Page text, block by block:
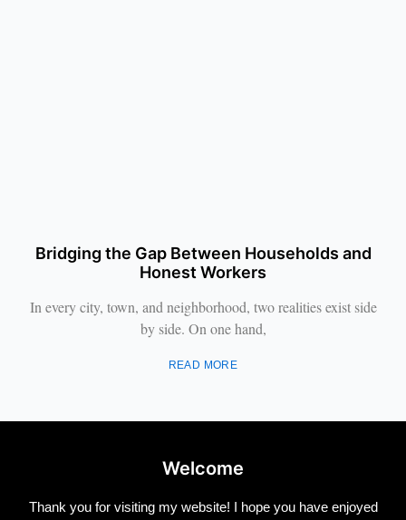
Bridging the Gap Between Households and
Honest Workers
In every city, town, and neighborhood, two realities exist side
by side. On one hand,
READ MORE
Welcome
Thank you for visiting my website! I hope you have enjoyed